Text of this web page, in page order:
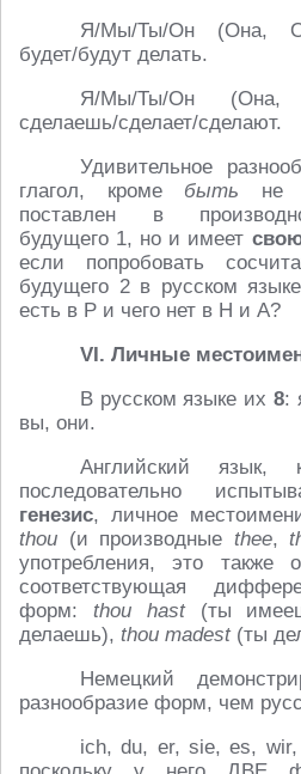
Я/Мы/Ты/Он (Она,
будет/будут делать.
Я/Мы/Ты/Он (Она,
сделаешь/сделает/сделают.
Удивительное
глагол, кроме быть не
поставлен в
будущего 1, но и имеет
если попробовать
будущего 2 в русском
есть в Р и чего нет в Н и А?
VI. Личные
В русском языке их 8:
вы, они.
Английский язык,
последовательно
генезис, личное
thou (и производные thee,
употребления, это также
соответствующая
форм: thou hast(ты
делаешь), thou madest(ты
Немецкий
разнообразие форм, чем
ich, du, er, sie, es,